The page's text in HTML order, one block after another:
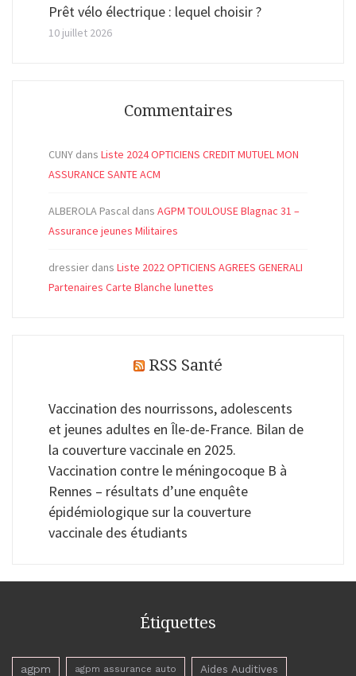
Prêt vélo électrique : lequel choisir ?
10 juillet 2026
Commentaires
CUNY dans Liste 2024 OPTICIENS CREDIT MUTUEL MON
ASSURANCE SANTE ACM
ALBEROLA Pascal dans AGPM TOULOUSE Blagnac 31 –
Assurance jeunes Militaires
dressier dans Liste 2022 OPTICIENS AGREES GENERALI
Partenaires Carte Blanche lunettes
RSS Santé
Vaccination des nourrissons, adolescents
et jeunes adultes en Île-de-France. Bilan de
la couverture vaccinale en 2025.
Vaccination contre le méningocoque B à
Rennes – résultats d’une enquête
épidémiologique sur la couverture
vaccinale des étudiants
Étiquettes
agpm agpm assurance auto Aides Auditives